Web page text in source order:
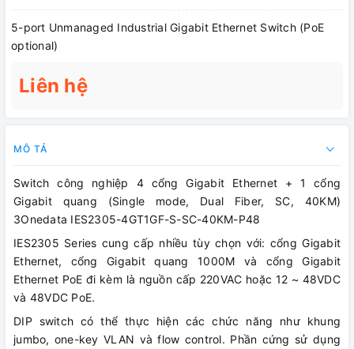
5-port Unmanaged Industrial Gigabit Ethernet Switch (PoE
optional)
Liên hệ
MÔ TẢ
Switch công nghiệp 4 cổng Gigabit Ethernet + 1 cổng
Gigabit quang (Single mode, Dual Fiber, SC, 40KM)
3Onedata IES2305-4GT1GF-S-SC-40KM-P48
IES2305 Series cung cấp nhiều tùy chọn với: cổng Gigabit
Ethernet, cổng Gigabit quang 1000M và cổng Gigabit
Ethernet PoE đi kèm là nguồn cấp 220VAC hoặc 12 ~ 48VDC
và 48VDC PoE.
DIP switch có thể thực hiện các chức năng như khung
jumbo, one-key VLAN và flow control. Phần cứng sử dụng